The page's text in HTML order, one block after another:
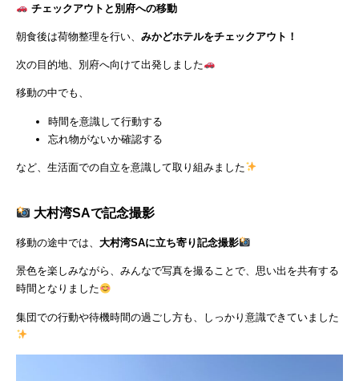
チェックアウトと別府への移動
朝食後は荷物整理を行い、 みかどホテルをチェックアウト！
次の目的地、別府へ向けて出発しました
移動の中でも、
時間を意識して行動する
忘れ物がないか確認する
など、生活面での自立を意識して取り組みました
大村湾SAで記念撮影
移動の途中では、 大村湾SAに立ち寄り記念撮影
景色を楽しみながら、みんなで写真を撮ることで、思い出を共有する
時間となりました
集団での行動や待機時間の過ごし方も、しっかり意識できていました